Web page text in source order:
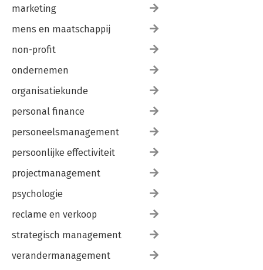
marketing
mens en maatschappij
non-profit
ondernemen
organisatiekunde
personal finance
personeelsmanagement
persoonlijke effectiviteit
projectmanagement
psychologie
reclame en verkoop
strategisch management
verandermanagement